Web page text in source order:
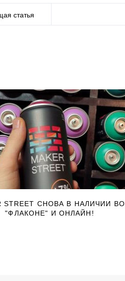
статья
STREET СНОВА В НАЛИЧИИ ВО
"ФЛАКОНЕ" И ОНЛАЙН!